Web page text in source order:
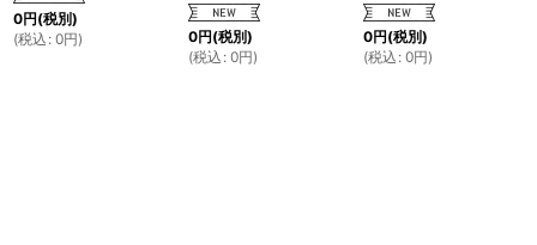
0円(税別)
(税込 : 0円) 0円(税別)
(税込 : 0円)
0円(税別)
(税込 : 0円)